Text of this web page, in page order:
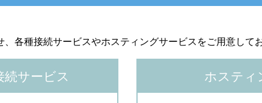
各種接続サービスやホスティングサービスをご用意して
サービス ホスティ